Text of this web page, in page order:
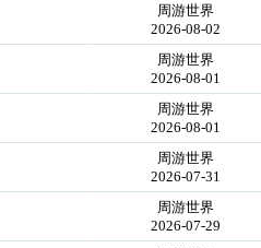
周游世界
2026-08-02
周游世界
2026-08-01
周游世界
2026-08-01
周游世界
2026-07-31
周游世界
2026-07-29